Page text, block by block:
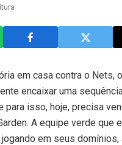
em casa contra o Nets,
encaixar uma
para isso, hoje, precisa
A equipe verde que
em seus domínios,